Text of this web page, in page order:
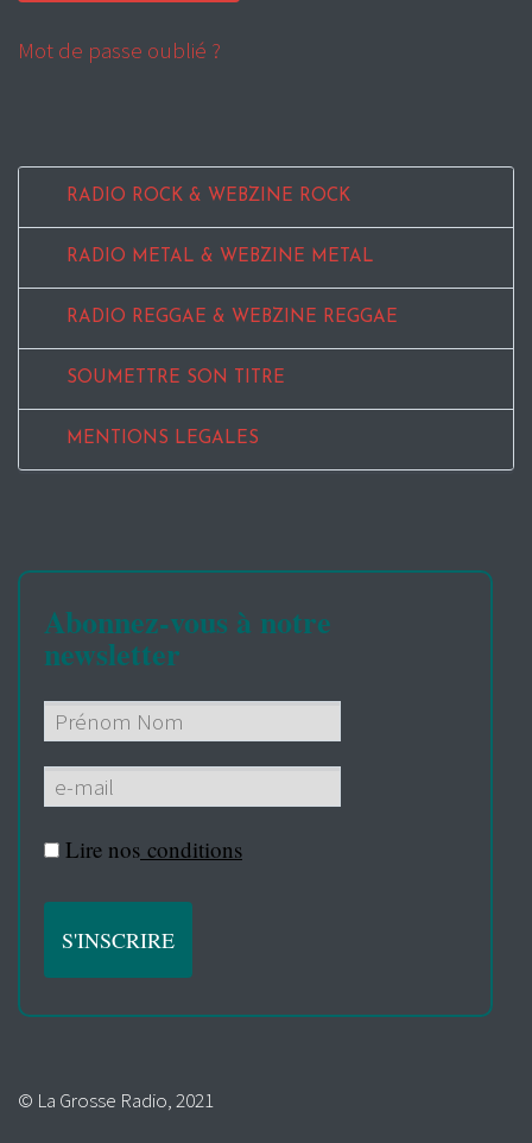
Mot de passe oublié ?
RADIO ROCK & WEBZINE ROCK
RADIO METAL & WEBZINE METAL
RADIO REGGAE & WEBZINE REGGAE
SOUMETTRE SON TITRE
MENTIONS LEGALES
Abonnez-vous à notre
newsletter
Lire nos conditions
© La Grosse Radio, 2021